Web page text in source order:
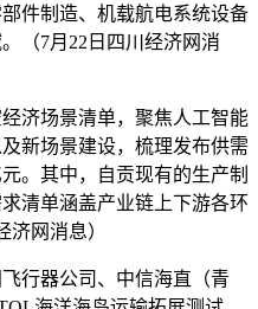
件制造、机载航电系统设备
（7月22日四川经济网消
济场景清单，聚焦人工智能
新场景建设，梳理发布供需
。其中，自贡现有的生产制
清单涵盖产业链上下游各环
济网消息）
行器公司、中信海直（青